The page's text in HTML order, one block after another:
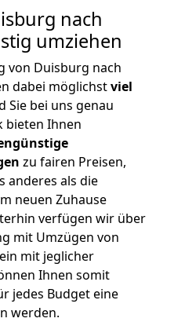
nach
umziehen
von Duisburg nach
dabei möglichstviel
Sie bei uns genau
bieten Ihnen
zu fairen Preisen,
anderes als die
neuen Zuhause
verfügen wir über
mit Umzügen von
mit jeglicher
Ihnen somit
jedes Budget eine
werden.